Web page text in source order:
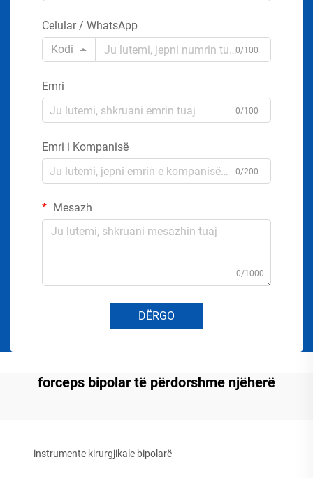
Celular / WhatsApp
Kodi
0/100
Emri
0/100
Emri i Kompanisë
0/200
Mesazh
0/1000
DËRGO
forceps bipolar të përdorshme njëherë
instrumente kirurgjikale bipolarë